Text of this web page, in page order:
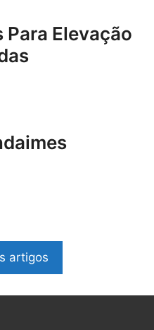
Para Elevação
artigos